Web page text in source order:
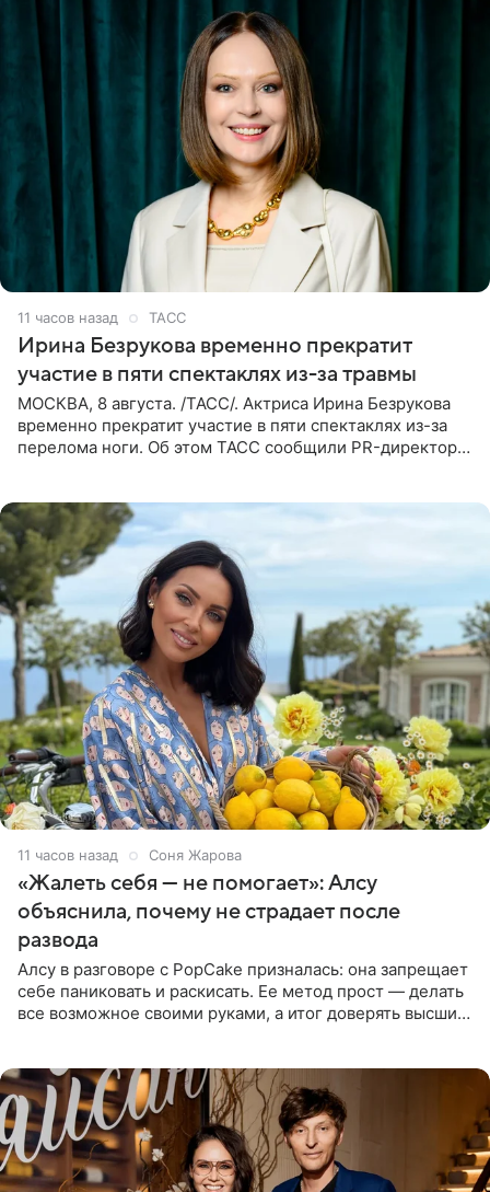
11 часов назад ТАСС
Ирина Безрукова временно прекратит
участие в пяти спектаклях из-за травмы
МОСКВА, 8 августа. /ТАСС/. Актриса Ирина Безрукова
временно прекратит участие в пяти спектаклях из-за
перелома ноги. Об этом ТАСС сообщили PR-директор
11 часов назад Соня Жарова
«Жалеть себя — не помогает»: Алсу
объяснила, почему не страдает после
развода
Алсу в разговоре с PopCake призналась: она запрещает
себе паниковать и раскисать. Ее метод прост — делать
все возможное своими руками, а итог доверять высшим